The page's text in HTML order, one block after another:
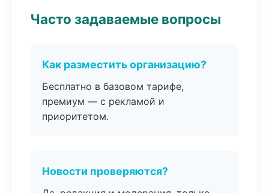
Часто задаваемые вопросы
Как разместить организацию?
Бесплатно в базовом тарифе,
премиум — с рекламой и
приоритетом.
Новости проверяются?